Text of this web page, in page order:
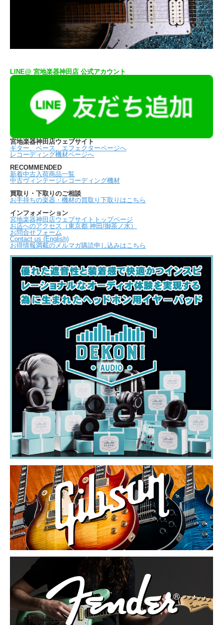
LINE@ 宮地楽器神田店 公式アカウント
宮地楽器神田店ウェブサイト
ギター、ベース、エフェクターページへ
レコーディング機材ページへ
RECOMMENDED
新着中古入荷商品一覧
中古ヴィンテージレコーディング機材
買取り・下取りのご相談
お手持ちの楽器・機材の買取り下取りはこちら
インフォメーション
宮地楽器神田店ウェブサイトトップページ
お店へのアクセス（東京都 神田/御茶ノ水）
お問合せフォーム
Contact us (English)
お得情報満載のメルマガ購読申し込みはこちら